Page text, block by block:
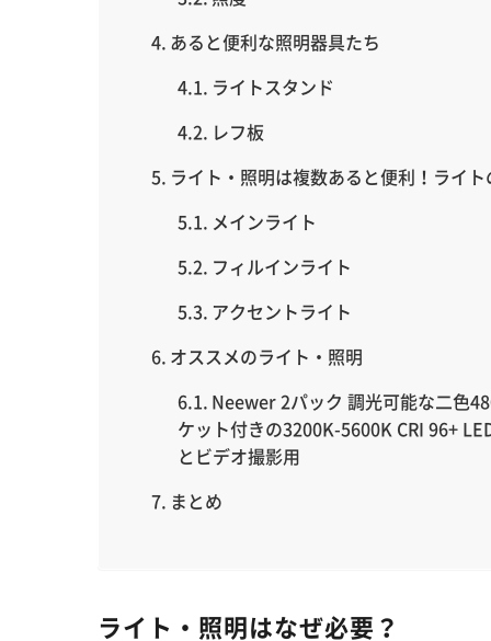
あると便利な照明器具たち
ライトスタンド
レフ板
ライト・照明は複数あると便利！ライ
メインライト
フィルインライト
アクセントライト
オススメのライト・照明
Neewer 2パック 調光可能な二色
ケット付きの3200K-5600K CRI 96+
とビデオ撮影用
まとめ
ライト・照明はなぜ必要？